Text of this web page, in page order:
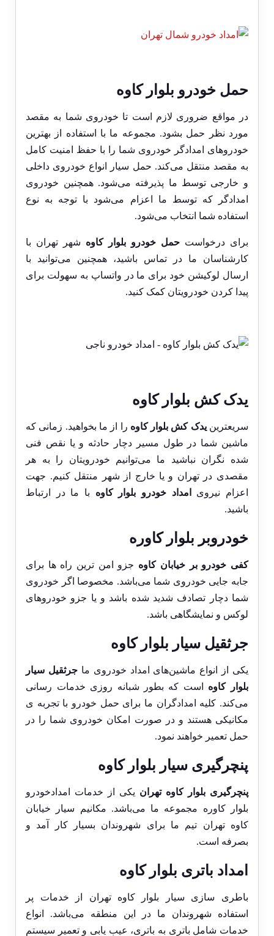
حمل خودرو بلوار کاوه
در مواقع ضروری لازم است تا خودروی شما به مقصد
مورد نظر حمل بشود. مجموعه ما با استفاده از بهترین
خودروهای امدادگر خودروی شما را با حفظ امنیت کامل
به مقصد منتقل می‌کند. حمل سیار انواع خودروی داخلی
و خارجی توسط ما پذیرفته می‌شود. همچنین خودروی
امدادگر که توسط ما اعزام می‌شود با توجه به نوع
استفاده شما انتخاب می‌شود.
برای درخواستحمل خودرو بلوار کاوه شهر تهران با
کارشناسان ما در تماس باشید، همچنین می‌توانید با
ارسال لوکیشن خود برای ما در واتساپ به سهولت برای
پیدا کردن خودرویتان کمک کنید.
یدک کش بلوار کاوه
سریعترینیدک کش بلوار کاوه را از ما بخواهید. زمانی که
ماشین شما در طول مسیر دچار حادثه و یا نقص فنی
شده نگران نباشید ما می‌توانیم خودرویتان را به هر
مقصدی در تهران و یا خارج از شهر منتقل کنیم. جهت
اعزام نیروی
امداد خودرو بلوار کاوه با ما در ارتباط
باشید.
خودروبر بلوار کاوره
کفی خودرو بر خیابان کاوه جزو امن ترین راه ها برای
جابه جایی خودروی شما می‌باشد. مخصوصا اگر خودروی
شما دچار تصادف شدید شده باشد و یا جزو خودروهای
لوکس و نمایشگاهی باشد.
جرثقیل سیار بلوار کاوه
یکی از انواع ماشین‌های امداد خودروی ما جرثقیل سیار
بلوار کاوه است که بطور شبانه روزی خدمات رسانی
می‌کند. کلیه امدادگران ما برای حمل خودرو با تجربه ی
مکانیکی هستند و در صورت امکان خودروی شما را در
حمل تعمیر خواهند نمود.
پنچرگیری سیار بلوار کاوه
پنچرگیری بلوار کاوه تهران یکی از خدمات امدادخودرو
بلوار کاوره مجموعه ما می‌باشد. مکانیم سیار خیابان
کاوه تهران تیم ما برای شهروندان بسیار کار آمد و
بصرفه است.
امداد باتری بلوار کاوه
باطری سازی سیار بلوار کاوه تهران از خدمات پر
استفاده شهروندان ما در این منطقه می‌باشد. انواع
خدمات شامل باتری به باتری، عیب یابی و تعمیر سیستم